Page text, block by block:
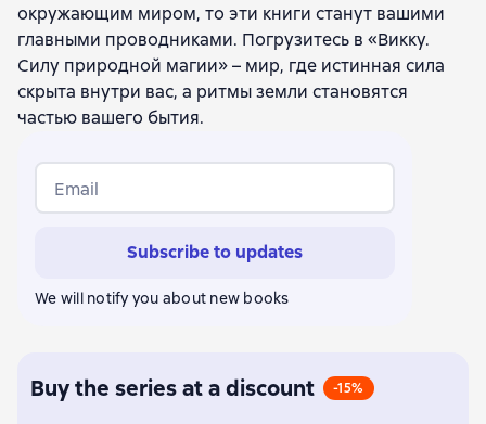
окружающим миром, то эти книги станут вашими
главными проводниками. Погрузитесь в «Викку.
Силу природной магии» – мир, где истинная сила
скрыта внутри вас, а ритмы земли становятся
частью вашего бытия.
Email
Subscribe to updates
We will notify you about new books
Buy the series at a discount -15%